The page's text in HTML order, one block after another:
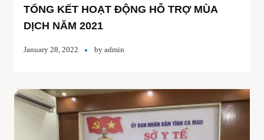
TỔNG KẾT HOẠT ĐỘNG HỖ TRỢ MÙA
DỊCH NĂM 2021
January 28, 2022 by admin